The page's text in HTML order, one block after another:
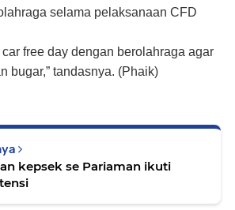
selama pelaksanaan CFD
free day dengan berolahraga agar
bugar,” tandasnya. (Phaik)
kepsek se Pariaman ikuti